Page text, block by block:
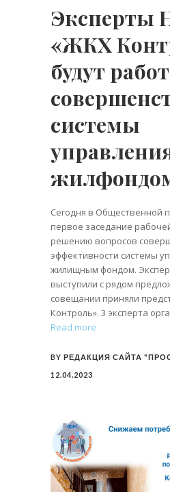
Эксперты
«ЖКХ
будут
системы
Сегодня в Общественной
первое заседание
решению вопросов
эффективности системы
жилищным фондом.
выступили с рядом
совещании приняли
Контроль». 3 эксперта
Read more
BY РЕДАКЦИЯ САЙТА
12.04.2023